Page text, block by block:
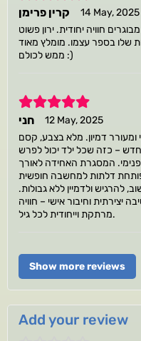
קרין פרימן
14 May, 2025
חוויה יחודית. ירון פשוט
שלו בספר עצמו. מומלץ מאוד
ממש לכולם :)
5
חני
12 May, 2025
ומעורר דמיון. מלא בצבע, קסם
חדש – כזה שכל ילד יכול לפרש
המסגרת האחידה לאורך
דלתות למחשבה חופשית
להרגיש ולדמיין ללא גבולות.
יצירתית וחיבור אישי – חוויה
מרתקת וייחודית לכל גיל.
Show more reviews
Add your review